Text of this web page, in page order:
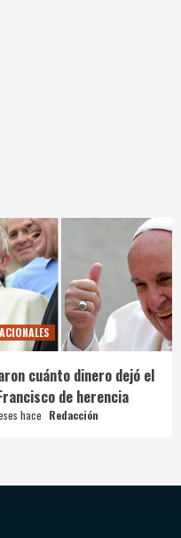
cuánto dinero dejó el
de herencia
hace Redacción